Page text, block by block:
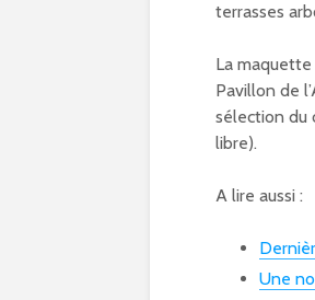
terrasses
La
Pavillon de
sélection du
libre).
A lire aussi :
Une